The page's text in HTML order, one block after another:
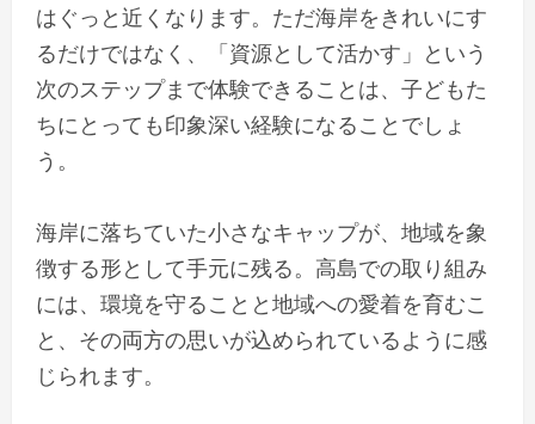
はぐっと近くなります。ただ海岸をきれいにす
るだけではなく、「資源として活かす」という
次のステップまで体験できることは、子どもた
ちにとっても印象深い経験になることでしょ
う。
海岸に落ちていた小さなキャップが、地域を象
徴する形として手元に残る。高島での取り組み
には、環境を守ることと地域への愛着を育むこ
と、その両方の思いが込められているように感
じられます。